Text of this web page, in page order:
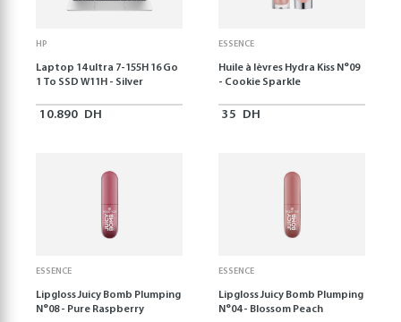
HP
Laptop 14 ultra 7-155H 16 Go
1 To SSD W11H - Silver
10.890 DH
ESSENCE
Huile à lèvres Hydra Kiss N°09
- Cookie Sparkle
35 DH
ESSENCE
Lipgloss Juicy Bomb Plumping
N°08 - Pure Raspberry
ESSENCE
Lipgloss Juicy Bomb Plumping
N°04 - Blossom Peach